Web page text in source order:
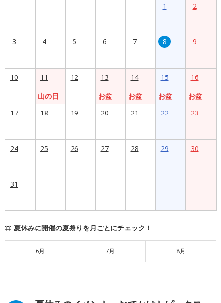
1 2
3 4 5 6 7 8 9
10
11
山の日
12
13
お盆
14
お盆
15
お盆
16
お盆
17
18 19 20 21 22 23
24 25 26 27 28 29 30
31
夏休みに開催の夏祭りを月ごとにチェック！
6月 7月 8月